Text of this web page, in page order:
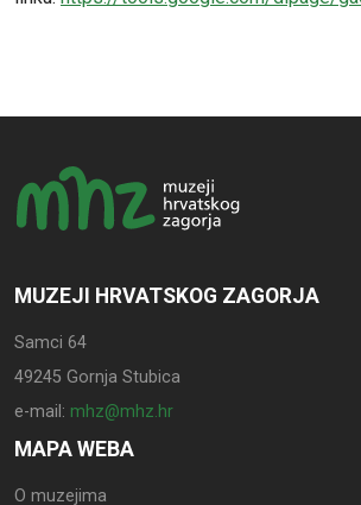
MUZEJI HRVATSKOG ZAGORJA
Samci 64
49245 Gornja Stubica
e-mail: mhz@mhz.hr
MAPA WEBA
O muzejima